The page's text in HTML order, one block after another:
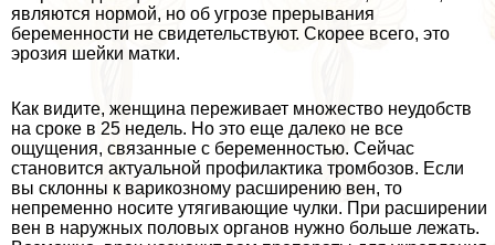
являются нормой, но об угрозе прерывания
беременности не свидетельствуют. Скорее всего, это
эрозия шейки матки.
Как видите, женщина переживает множество неудобств
на сроке в 25 недель. Но это еще далеко не все
ощущения, связанные с беременностью. Сейчас
становится актуальной профилактика тромбозов. Если
вы склонны к варикозному расширению вен, то
непременно носите утягивающие чулки. При расширении
вен в наружных пoлoвых органов нужно больше лежать.